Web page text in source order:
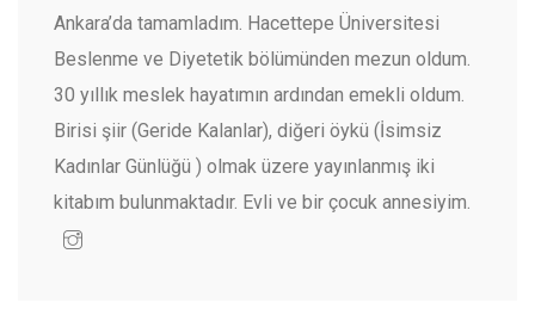
Ankara’da tamamladım. Hacettepe Üniversitesi
Beslenme ve Diyetetik bölümünden mezun oldum.
30 yıllık meslek hayatımın ardından emekli oldum.
Birisi şiir (Geride Kalanlar), diğeri öykü (İsimsiz
Kadınlar Günlüğü ) olmak üzere yayınlanmış iki
kitabım bulunmaktadır. Evli ve bir çocuk annesiyim.